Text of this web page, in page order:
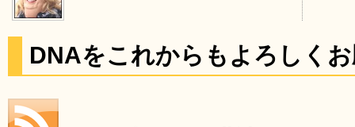
DNAをこれからもよろしく